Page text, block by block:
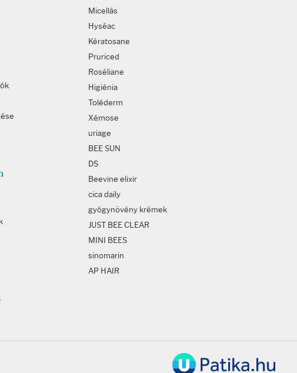
Micellás
Hyséac
Kératosane
Pruriced
Roséliane
Higiénia
Toléderm
Xémose
uriage
BEE SUN
DS
Beevine elixir
cica daily
gyógynövény krémek
JUST BEE CLEAR
MINI BEES
sinomarin
AP HAIR